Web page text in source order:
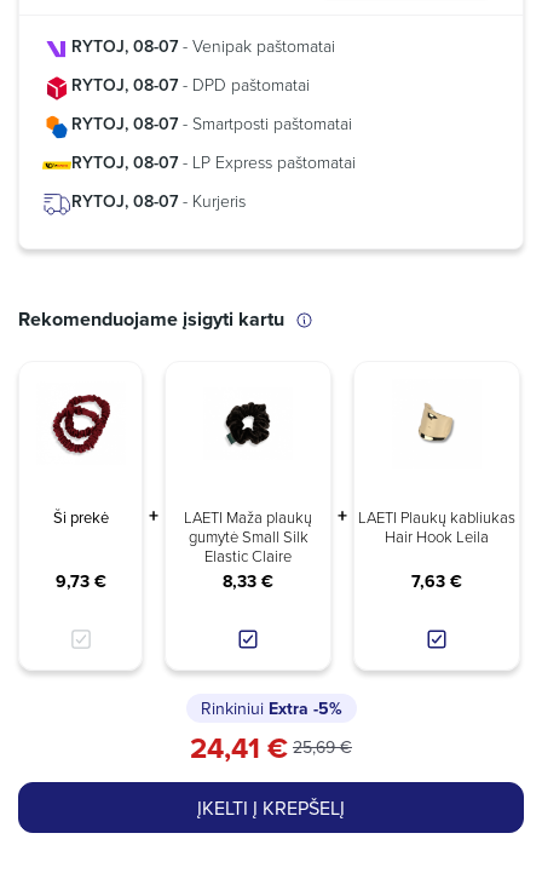
RYTOJ, 08-07- Venipak paštomatai
RYTOJ, 08-07- DPD paštomatai
RYTOJ, 08-07- Smartposti paštomatai
RYTOJ, 08-07- LP Express paštomatai
RYTOJ, 08-07- Kurjeris
Rekomenduojame įsigyti kartu
Ši prekė
9,73 €
LAETI Maža plaukų
gumytė Small Silk
Elastic Claire
8,33 €
LAETI Plaukų kabliukas
Hair Hook Leila
7,63 €
Rinkiniui Extra -5%
24,41 € 25,69 €
ĮKELTI Į KREPŠELĮ